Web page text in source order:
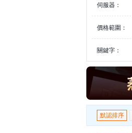
伺服器：
價格範圍：
關鍵字：
默認排序